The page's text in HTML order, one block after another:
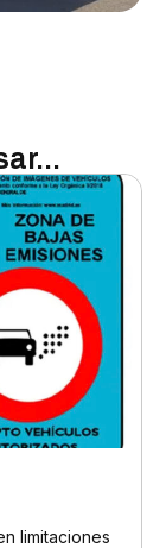
limitaciones